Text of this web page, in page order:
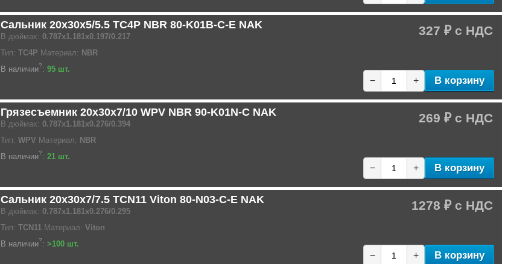
Сальник 20x30x5/5.5 TC4P NBR 80-K01B-C-E NAK
В дюймах: 0.787x1.181x0.197/0.217
Тип: TC4P Материал: NBR
В наличии?: 95 шт.
327 ₽
− + В корзину
Грязесъемник 20x30x7/10 WPV NBR 90-K01N-C NAK
В дюймах: 0.787x1.181x0.276/0.394
Тип: WPV Материал: NBR
В наличии?: 21 шт.
269 ₽
− + В корзину
Сальник 20x30x7/7.5 TCN11 Viton 80-N03-C-E NAK
В дюймах: 0.787x1.181x0.276/0.295
Тип: TCN11 Материал: Viton
В наличии?: >100 шт.
1278 ₽
− + В корзину